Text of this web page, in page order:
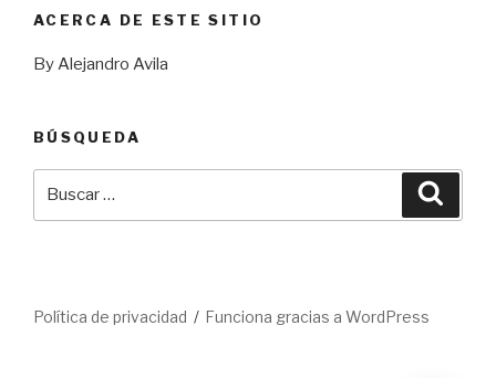
ACERCA DE ESTE SITIO
By Alejandro Avila
BÚSQUEDA
Política de privacidad Funciona gracias a WordPress